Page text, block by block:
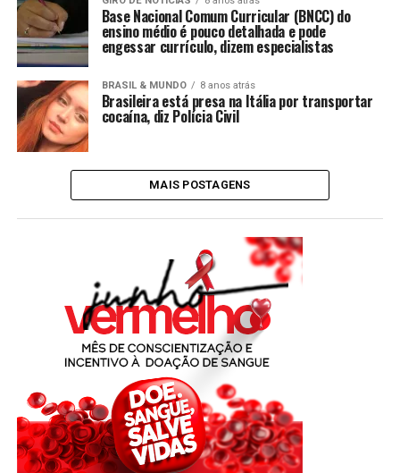
Base Nacional Comum Curricular (BNCC) do
ensino médio é pouco detalhada e pode
engessar currículo, dizem especialistas
BRASIL & MUNDO 8 anos atrás
Brasileira está presa na Itália por transportar
cocaína, diz Polícia Civil
MAIS POSTAGENS